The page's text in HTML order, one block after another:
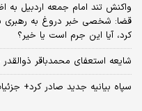
واکنش تند امام جمعه اردبیل به
قضا: شخصی خبر دروغ به رهبری
کرد، آیا این جرم است یا خیر؟
شایعه استعفای محمدباقر
سپاه بیانیه جدید صادر کرد+